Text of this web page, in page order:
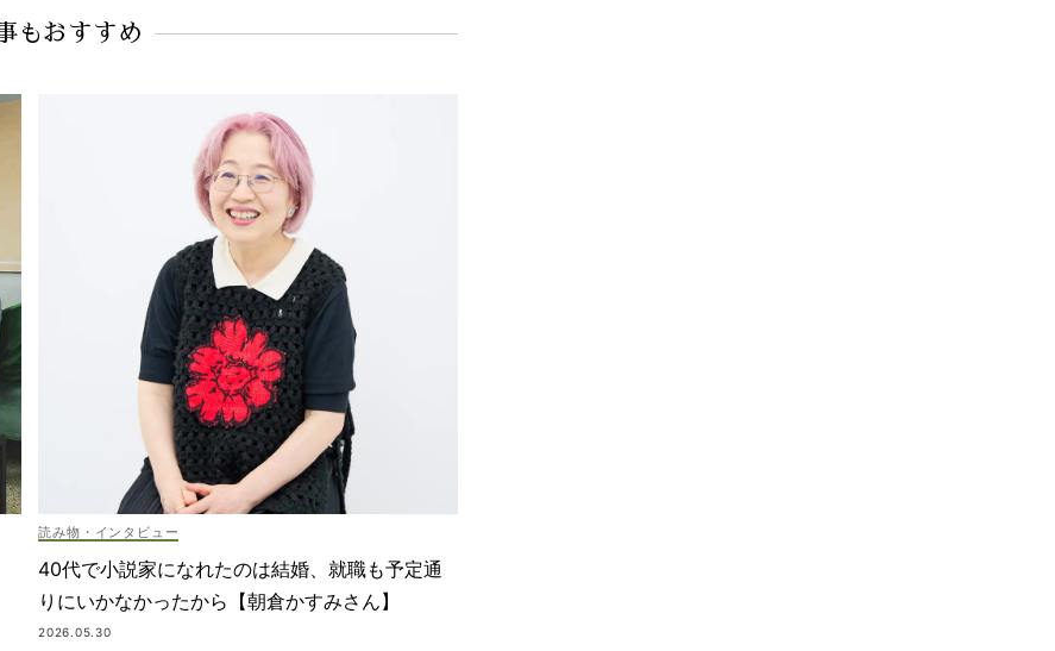
もおすすめ
読み物・インタビュー
40代で小説家になれたのは結婚、就職も予定通
りにいかなかったから【朝倉かすみさん】
2026.05.30